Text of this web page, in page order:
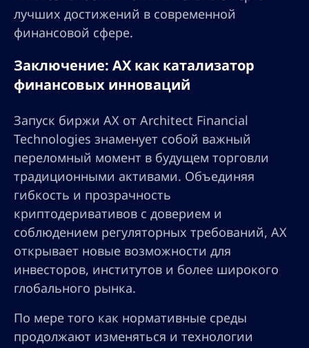
лучших достижений в современной
финансовой сфере.
Заключение: AX как катализатор
финансовых инноваций
Запуск биржи AX от Architect Financial
Technologies знаменует собой важный
переломный момент в будущем торговли
традиционными активами. Объединяя
гибкость и прозрачность
криптодеривативов с доверием и
соблюдением регуляторных требований, AX
открывает новые возможности для
инвесторов, институтов и более широкого
глобального рынка.
По мере того как нормативные среды
продолжают изменяться и технологии